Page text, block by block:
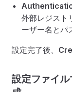
外部レジスト
ーザー名とパ
設定完了後、
設定ファイ